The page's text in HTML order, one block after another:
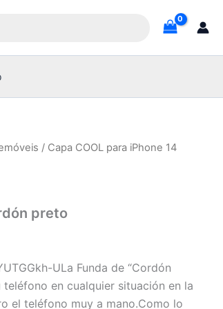
/ Capa COOL para iPhone 14
preto
ULa Funda de “Cordón
en cualquier situación en la
el teléfono muy a mano.Como lo